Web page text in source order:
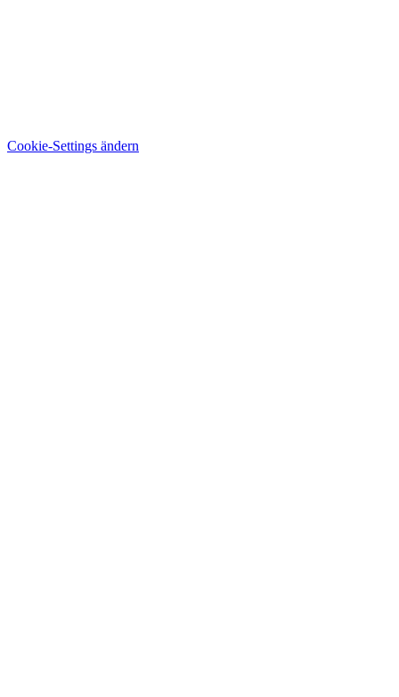
Cookie-Settings ändern